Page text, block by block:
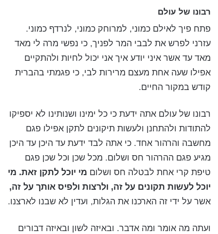
רבונו של עולם
פתח פיך לאילם כמוני, למרוחק כמוני, לנרדף כמוני.
עזרני לפרש את לבבי המר לפניך, כי נפשי מרה לי מאד
מאד עד אשר איני יודע איך אני יכול לחיות ולהתקיים
אפילו שעה אחת מעצם מרירות לבי, כי פגמתי בהברית
קודש במקור החיים.
רבונו של עולם אתה ידעת כי כל ימינו ושנותינו לא יספיקו
להתודות ולהתחנן ולעשות תיקונים לתקן אפילו פגם
מחשבה והרהור אחד. כי אתה לבד ידעת עד היכן עד היכן
מגיע פגם ההרהור חס ושלום. מכל שכן וכל שכן פגם
טיפת קרי אחת לבטלה חס ושלום מי יוכל לתקן זאת. מי
יוכל לעשות תקונים על זה, ולרצות ולפיס אותך על זה,
אשר על ידי זה הארכנו את הגלות, ועדין לא שבנו לארצנו.
ועתה מה אומר ומה אדבר. ובאיזה לשון ובאיזה דבורים